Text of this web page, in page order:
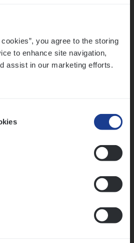
you agree to the storing
to enhance site navigation,
assist in our marketing efforts.
Julie en Aurélie elkaar
dossiers én droge